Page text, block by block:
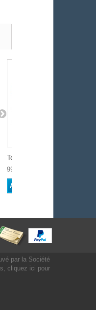
Toner noir...
99,45 €
Ajouter au panier
par la Société
cliquez ici pour